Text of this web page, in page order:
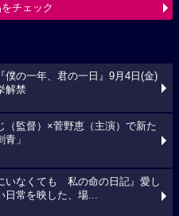
チェック
僕の一年、君の一日』9月4日(金)
解禁
（監督）×菅野恵（主演）で新た
」
いなくても 私の命の日記』愛し
日常を映した、場...